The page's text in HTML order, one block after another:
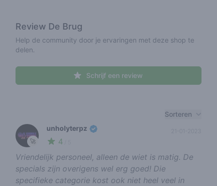
Review De Brug
Help de community door je ervaringen met deze shop te
delen.
Schrijf een review
Sorteren
🚀
unholyterpz
4
21-01-2023
Vriendelijk personeel, alleen de wiet is matig. De
specials zijn overigens wel erg goed! Die
specifieke categorie kost ook niet heel veel in